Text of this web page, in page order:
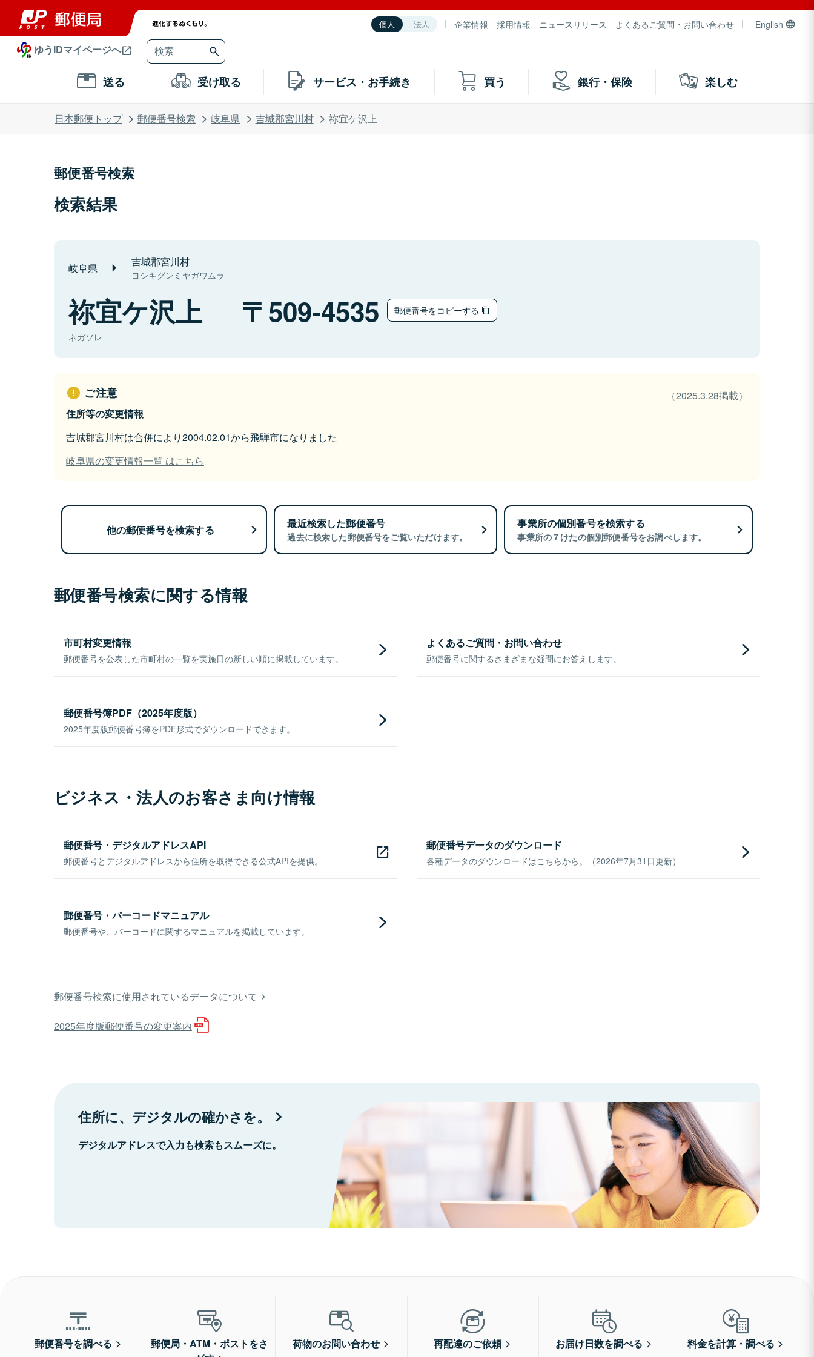
個人 法人 企業情報 採用情報 ニュースリリース よくあるご質問・お問い合わせ English
ゆうIDマイページへ
送る 受け取る サービス・お手続き 買う 銀行・保険 楽しむ
日本郵便トップ 郵便番号検索 岐阜県 吉城郡宮川村 祢宜ケ沢上
郵便番号検索
検索結果
岐阜県 吉城郡宮川村
ヨシキグンミヤガワムラ
祢宜ケ沢上
ネガソレ
509-4535 郵便番号をコピーする
ご注意
（2025.3.28掲載）
住所等の変更情報
吉城郡宮川村は合併により2004.02.01から飛騨市になりました
岐阜県の変更情報一覧 はこちら
他の郵便番号を検索する 最近検索した郵便番号
過去に検索した郵便番号をご覧いただけます。
事業所の個別番号を検索する
事業所の７けたの個別郵便番号をお調べします。
郵便番号検索に関する情報
市町村変更情報
郵便番号を公表した市町村の一覧を実施日の新しい順に掲載しています。
よくあるご質問・お問い合わせ
郵便番号に関するさまざまな疑問にお答えします。
郵便番号簿PDF（2025年度版）
2025年度版郵便番号簿をPDF形式でダウンロードできます。
ビジネス・法人のお客さま向け情報
郵便番号・デジタルアドレスAPI
郵便番号とデジタルアドレスから住所を取得できる公式APIを提供。
郵便番号データのダウンロード
各種データのダウンロードはこちらから。（2026年7月31日更新）
郵便番号・バーコードマニュアル
郵便番号や、バーコードに関するマニュアルを掲載しています。
郵便番号検索に使用されているデータについて
2025年度版郵便番号の変更案内
住所に、デジタルの確かさを。
デジタルアドレスで入力も検索もスムーズに。
郵便番号を調べる
郵便局・ATM・ポストをさ
荷物のお問い合わせ 再配達のご依頼 お届け日数を調べる 料金を計算・調べる